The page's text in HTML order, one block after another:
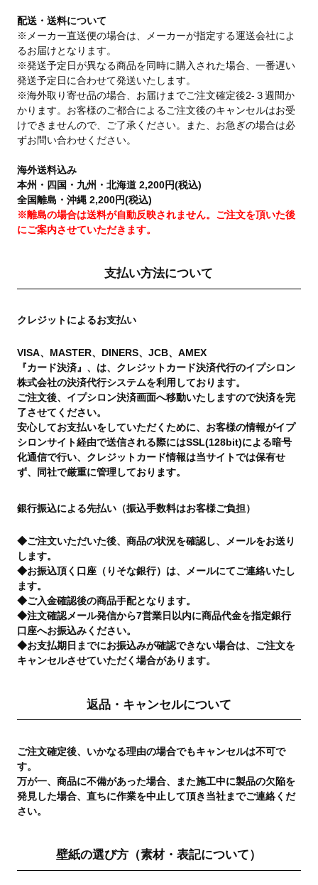
配送・送料について
※メーカー直送便の場合は、メーカーが指定する運送会社によ
るお届けとなります。
※発送予定日が異なる商品を同時に購入された場合、一番遅い
発送予定日に合わせて発送いたします。
※海外取り寄せ品の場合、お届けまでご注文確定後2-３週間か
かります。お客様のご都合によるご注文後のキャンセルはお受
けできませんので、ご了承ください。また、お急ぎの場合は必
ずお問い合わせください。
海外送料込み
本州・四国・九州・北海道 2,200円(税込)
全国離島・沖縄 2,200円(税込)
※離島の場合は送料が自動反映されません。ご注文を頂いた後
にご案内させていただきます。
支払い方法について
クレジットによるお支払い
VISA、MASTER、DINERS、JCB、AMEX
『カード決済』、は、クレジットカード決済代行のイプシロン
株式会社の決済代行システムを利用しております。
ご注文後、イプシロン決済画面へ移動いたしますので決済を完
了させてください。
安心してお支払いをしていただくために、お客様の情報がイプ
シロンサイト経由で送信される際にはSSL(128bit)による暗号
化通信で行い、クレジットカード情報は当サイトでは保有せ
ず、同社で厳重に管理しております。
銀行振込による先払い（振込手数料はお客様ご負担）
◆ご注文いただいた後、商品の状況を確認し、メールをお送り
します。
◆お振込頂く口座（りそな銀行）は、メールにてご連絡いたし
ます。
◆ご入金確認後の商品手配となります。
◆注文確認メール発信から7営業日以内に商品代金を指定銀行
口座へお振込みください。
◆お支払期日までにお振込みが確認できない場合は、ご注文を
キャンセルさせていただく場合があります。
返品・キャンセルについて
ご注文確定後、いかなる理由の場合でもキャンセルは不可で
す。
万が一、商品に不備があった場合、また施工中に製品の欠陥を
発見した場合、直ちに作業を中止して頂き当社までご連絡くだ
さい。
壁紙の選び方（素材・表記について）